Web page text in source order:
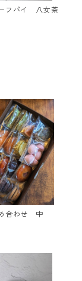
ーフパイ 八女茶
合わせ 中